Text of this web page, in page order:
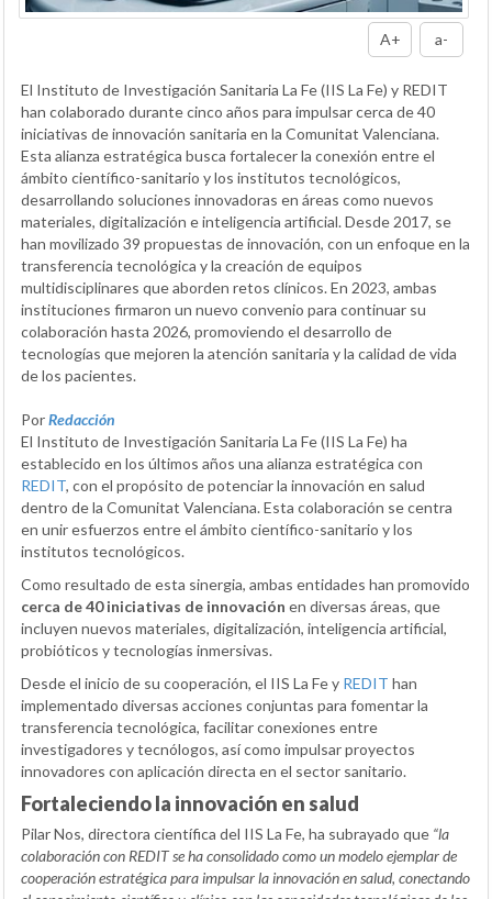
A+ a-
El Instituto de Investigación Sanitaria La Fe (IIS La Fe) y REDIT
han colaborado durante cinco años para impulsar cerca de 40
iniciativas de innovación sanitaria en la Comunitat Valenciana.
Esta alianza estratégica busca fortalecer la conexión entre el
ámbito científico-sanitario y los institutos tecnológicos,
desarrollando soluciones innovadoras en áreas como nuevos
materiales, digitalización e inteligencia artificial. Desde 2017, se
han movilizado 39 propuestas de innovación, con un enfoque en la
transferencia tecnológica y la creación de equipos
multidisciplinares que aborden retos clínicos. En 2023, ambas
instituciones firmaron un nuevo convenio para continuar su
colaboración hasta 2026, promoviendo el desarrollo de
tecnologías que mejoren la atención sanitaria y la calidad de vida
de los pacientes.
PorRedacción
El Instituto de Investigación Sanitaria La Fe (IIS La Fe) ha
establecido en los últimos años una alianza estratégica con
REDIT, con el propósito de potenciar la innovación en salud
dentro de la Comunitat Valenciana. Esta colaboración se centra
en unir esfuerzos entre el ámbito científico-sanitario y los
institutos tecnológicos.
Como resultado de esta sinergia, ambas entidades han promovido
cerca de 40 iniciativas de innovación en diversas áreas, que
incluyen nuevos materiales, digitalización, inteligencia artificial,
probióticos y tecnologías inmersivas.
Desde el inicio de su cooperación, el IIS La Fe y REDIT han
implementado diversas acciones conjuntas para fomentar la
transferencia tecnológica, facilitar conexiones entre
investigadores y tecnólogos, así como impulsar proyectos
innovadores con aplicación directa en el sector sanitario.
Fortaleciendo la innovación en salud
Pilar Nos, directora científica del IIS La Fe, ha subrayado que “la
colaboración con REDIT se ha consolidado como un modelo ejemplar de
cooperación estratégica para impulsar la innovación en salud, conectando